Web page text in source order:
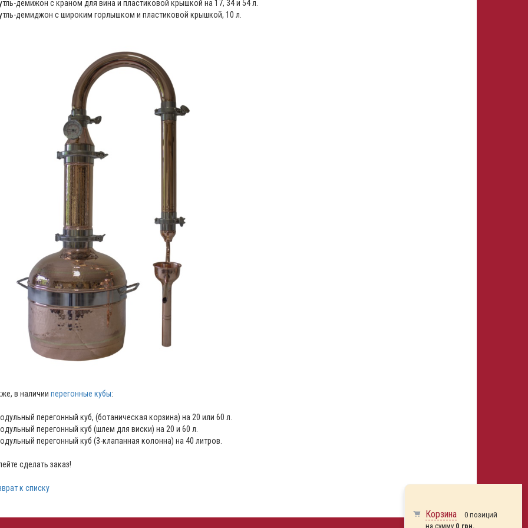
демижон с краном для вина и пластиковой крышкой на 17, 34 и 54 л.
демиджон с широким горлышком и пластиковой крышкой, 10 л.
в наличии перегонные кубы:
перегонный куб, (ботаническая корзина) на 20 или 60 л.
перегонный куб (шлем для виски) на 20 и 60 л.
перегонный куб (3-клапанная колонна) на 40 литров.
сделать заказ!
к списку
Корзина
0 позиций
на сумму 0 грн.